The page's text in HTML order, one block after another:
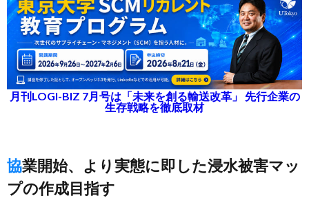
月刊LOGI-BIZ 7月号は「未来を創る輸送改革」 先行企業の
生存戦略を徹底取材
協業開始、より実態に即した浸水被害マッ
プの作成目指す